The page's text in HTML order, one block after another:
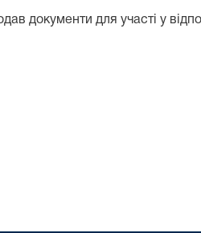
документи для участі у